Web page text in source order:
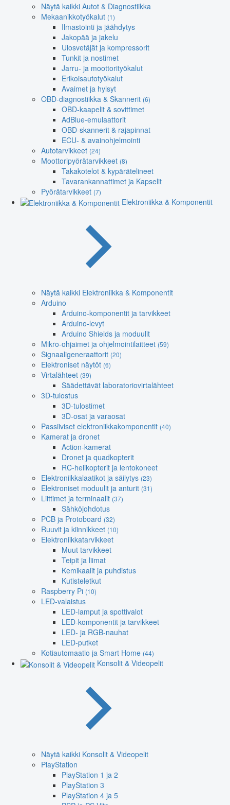
Näytä kaikki Autot & Diagnostiikka
Mekaanikkotyökalut (1)
Ilmastointi ja jäähdytys
Jakopää ja jakelu
Ulosvetäjät ja kompressorit
Tunkit ja nostimet
Jarru- ja moottorityökalut
Erikoisautotyökalut
Avaimet ja hylsyt
OBD-diagnostiikka & Skannerit (6)
OBD-kaapelit & sovittimet
AdBlue-emulaattorit
OBD-skannerit & rajapinnat
ECU- & avainohjelmointi
Autotarvikkeet (24)
Moottoripyörätarvikkeet (8)
Takakotelot & kypärätelineet
Tavarankannattimet ja Kapselit
Pyörätarvikkeet (7)
Elektroniikka & Komponentit
Näytä kaikki Elektroniikka & Komponentit
Arduino
Arduino-komponentit ja tarvikkeet
Arduino-levyt
Arduino Shields ja moduulit
Mikro-ohjaimet ja ohjelmointilaitteet (59)
Signaaligeneraattorit (20)
Elektroniset näytöt (6)
Virtalähteet (39)
Säädettävät laboratoriovirtalähteet
3D-tulostus
3D-tulostimet
3D-osat ja varaosat
Passiiviset elektroniikkakomponentit (40)
Kamerat ja dronet
Action-kamerat
Dronet ja quadkopterit
RC-helikopterit ja lentokoneet
Elektroniikkalaatikot ja säilytys (23)
Elektroniset moduulit ja anturit (31)
Liittimet ja terminaalit (37)
Sähköjohdotus
PCB ja Protoboard (32)
Ruuvit ja kiinnikkeet (10)
Elektroniikkatarvikkeet
Muut tarvikkeet
Teipit ja liimat
Kemikaalit ja puhdistus
Kutisteletkut
Raspberry Pi (10)
LED-valaistus
LED-lamput ja spottivalot
LED-komponentit ja tarvikkeet
LED- ja RGB-nauhat
LED-putket
Kotiautomaatio ja Smart Home (44)
Konsolit & Videopelit
Näytä kaikki Konsolit & Videopelit
PlayStation
PlayStation 1 ja 2
PlayStation 3
PlayStation 4 ja 5